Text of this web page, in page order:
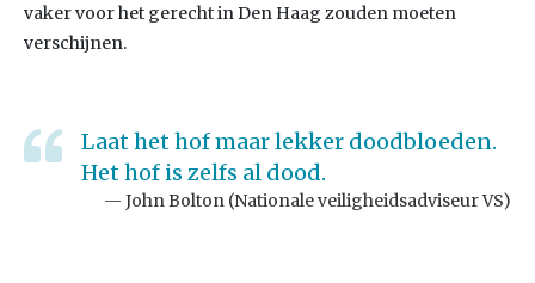
vaker voor het gerecht in Den Haag zouden moeten
verschijnen.
Laat het hof maar lekker doodbloeden.
Het hof is zelfs al dood.
John Bolton (Nationale veiligheidsadviseur VS)